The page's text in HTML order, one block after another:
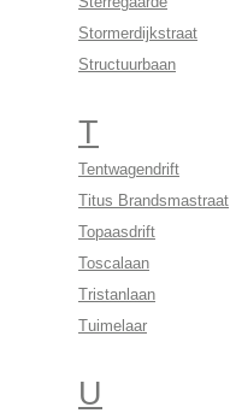
Stormerdijkstraat
Structuurbaan
T
Tentwagendrift
Titus Brandsmastraat
Topaasdrift
Toscalaan
Tristanlaan
Tuimelaar
U